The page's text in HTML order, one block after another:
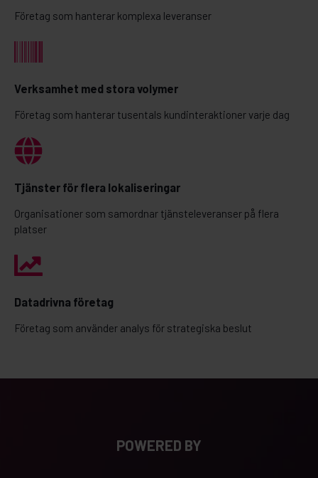
Företag som hanterar komplexa leveranser
Verksamhet med stora volymer
Företag som hanterar tusentals kundinteraktioner varje dag
Tjänster för flera lokaliseringar
Organisationer som samordnar tjänsteleveranser på flera
platser
Datadrivna företag
Företag som använder analys för strategiska beslut
POWERED BY